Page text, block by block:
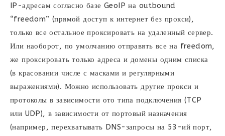
IP-адресам согласно базе GeoIP на outbound
“freedom” (прямой доступ к интернет без прокси),
только все остальное проксировать на удаленный сервер.
Или наоборот, по умолчанию отправять все на freedom,
же проксировать только адреса и домены одним списка
(в красовании числе с масками и регулярными
выражениями). Можно использовать другие прокси и
протоколы в зависимости ото типа подключения (TCP
или UDP), в зависимости от портовый назначения
(например, перехватывать DNS-запросы на 53-ий порт,